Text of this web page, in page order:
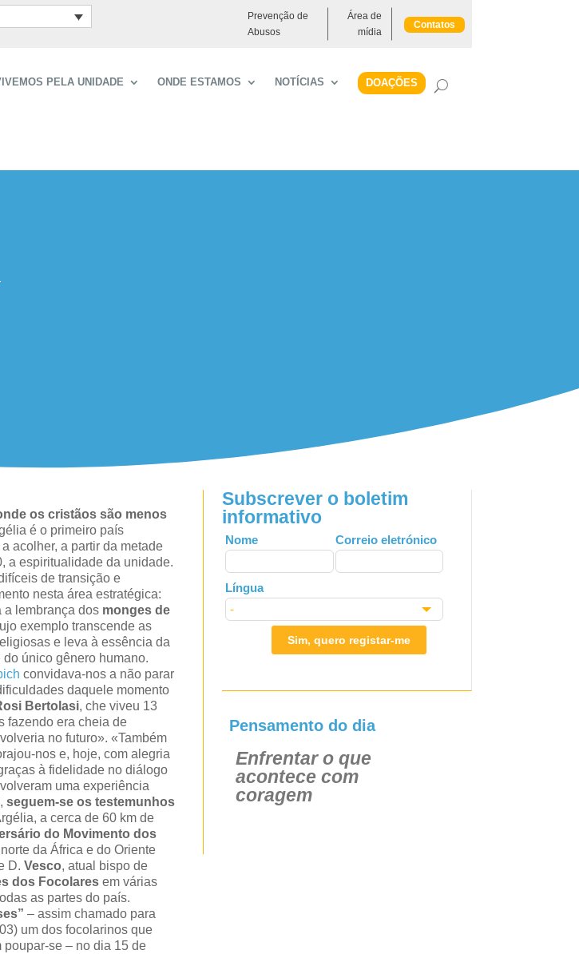
Prevenção de
Abusos
Área de
mídia
Contatos
PELA UNIDADE ONDE ESTAMOS NOTÍCIAS DOAÇÕES
os cristãos são menos
é o primeiro país
acolher, a partir da metade
a espiritualidade da unidade.
de transição e
nesta área estratégica:
a lembrança dos monges de
exemplo transcende as
e leva à essência da
do único gênero humano.
convidava-nos a não parar
daquele momento
Bertolasi, che viveu 13
fazendo era cheia de
no futuro». «Também
nos e, hoje, com alegria
à fidelidade no diálogo
uma experiência
seguem-se os testemunhos
a cerca de 60 km de
do Movimento dos
da África e do Oriente
D.Vesco, atual bispo de
dos Focolares em várias
as partes do país.
– assim chamado para
um dos focolarinos que
se – no dia 15 de
Subscrever o boletim
informativo
Leave
this
field
blank
Nome Correio eletrónico
Língua
Sim, quero registar-me
Pensamento do dia
Enfrentar o que
acontece com
coragem